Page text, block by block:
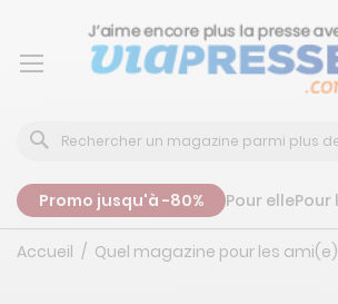
Promo jusqu'à -80% Pour ellePour
Accueil Quel magazine pour les